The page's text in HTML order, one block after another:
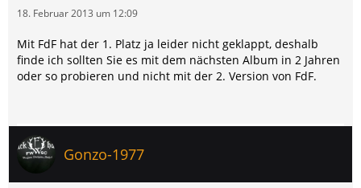
18. Februar 2013 um 12:09
Mit FdF hat der 1. Platz ja leider nicht geklappt, deshalb
finde ich sollten Sie es mit dem nächsten Album in 2 Jahren
oder so probieren und nicht mit der 2. Version von FdF.
Gonzo-1977